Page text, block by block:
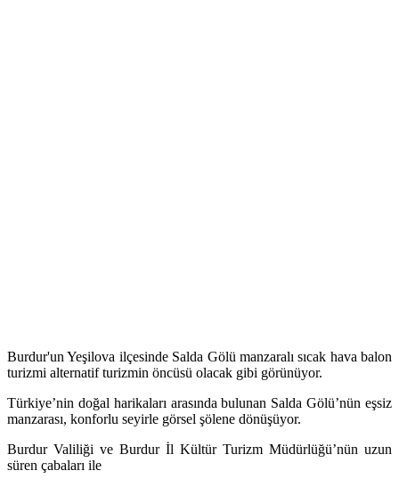
Burdur'un Yeşilova ilçesinde Salda Gölü manzaralı sıcak hava balon
turizmi alternatif turizmin öncüsü olacak gibi görünüyor.
Türkiye’nin doğal harikaları arasında bulunan Salda Gölü’nün eşsiz
manzarası, konforlu seyirle görsel şölene dönüşüyor.
Burdur Valiliği ve Burdur İl Kültür Turizm Müdürlüğü’nün uzun
süren çabaları ile